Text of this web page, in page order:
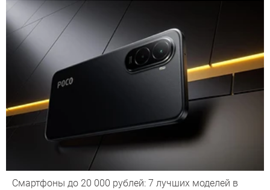
Смартфоны до 20 000 рублей: 7 лучших моделей в